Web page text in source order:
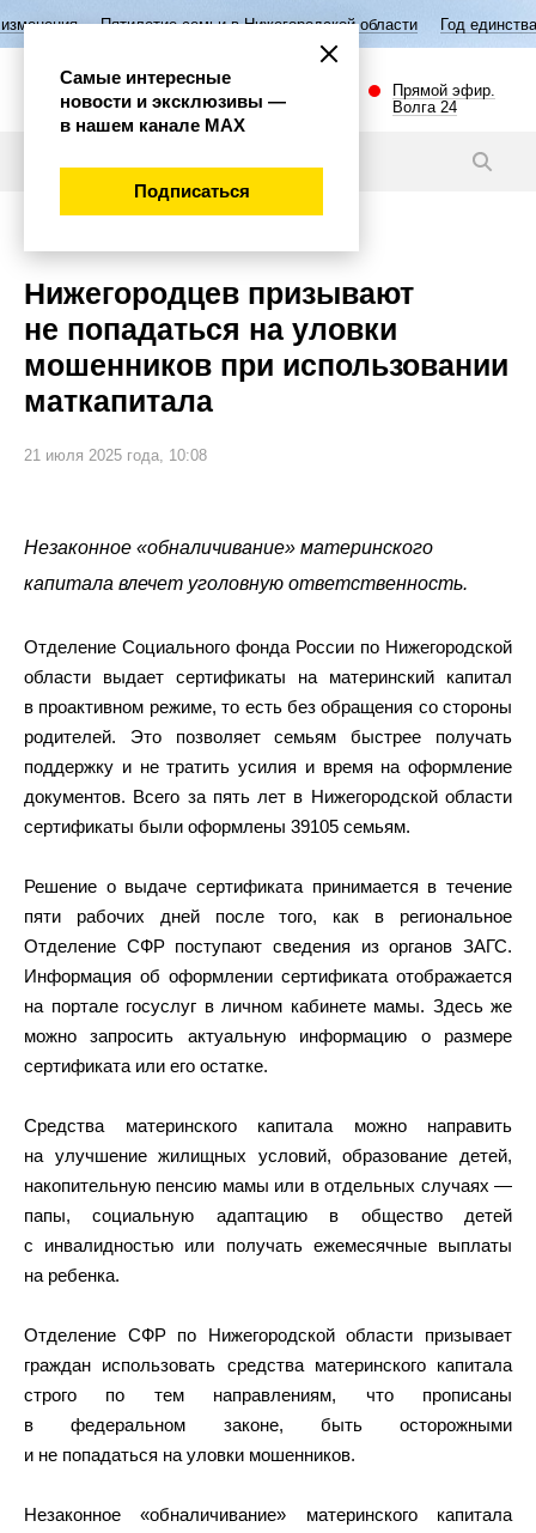
Пятилетие семьи в Нижегородской области Год единства народов
Прямой эфир.
Волга 24
Нижегородцев призывают
не попадаться на уловки
мошенников при использовании
маткапитала
21 июля 2025 года, 10:08
Незаконное «обналичивание» материнского
капитала влечет уголовную ответственность.
Отделение Социального фонда России по Нижегородской
области выдает сертификаты на материнский капитал
в проактивном режиме, то есть без обращения со стороны
родителей. Это позволяет семьям быстрее получать
поддержку и не тратить усилия и время на оформление
документов. Всего за пять лет в Нижегородской области
сертификаты были оформлены 39105 семьям.
Решение о выдаче сертификата принимается в течение
пяти рабочих дней после того, как в региональное
Отделение СФР поступают сведения из органов ЗАГС.
Информация об оформлении сертификата отображается
на портале госуслуг в личном кабинете мамы. Здесь же
можно запросить актуальную информацию о размере
сертификата или его остатке.
Средства материнского капитала можно направить
на улучшение жилищных условий, образование детей,
накопительную пенсию мамы или в отдельных случаях —
папы, социальную адаптацию в общество детей
с инвалидностью или получать ежемесячные выплаты
на ребенка.
Отделение СФР по Нижегородской области призывает
граждан использовать средства материнского капитала
строго по тем направлениям, что прописаны
в федеральном законе, быть осторожными
и не попадаться на уловки мошенников.
Незаконное «обналичивание» материнского капитала
Самые интересные
новости и эксклюзивы —
в нашем канале МАХ
Подписаться